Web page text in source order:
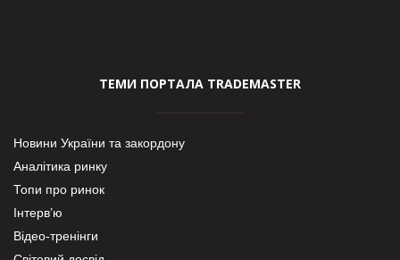
ТЕМИ ПОРТАЛА TRADEMASTER
Новини України та закордону
Аналітика ринку
Топи про ринок
Інтерв’ю
Відео-тренінги